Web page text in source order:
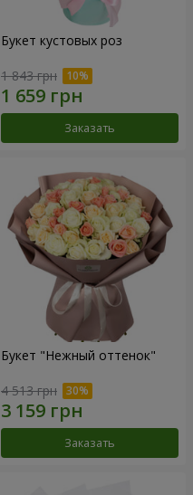
Букет кустовых роз
1 843 грн
Заказать
Букет "Нежный оттенок"
4 513 грн
Заказать